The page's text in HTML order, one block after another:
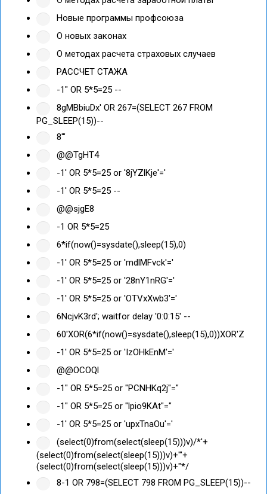
Новые программы профсоюза
О новых законах
О методах расчета страховых случаев
РАССЧЕТ СТАЖА
-1" OR 5*5=25 --
8gMBbiuDx' OR 267=(SELECT 267 FROM
PG_SLEEP(15))--
8'"
@@TgHT4
-1' OR 5*5=25 or '8jYZlKje'='
-1' OR 5*5=25 --
@@sjgE8
-1 OR 5*5=25
6*if(now()=sysdate(),sleep(15),0)
-1' OR 5*5=25 or 'mdlMFvck'='
-1' OR 5*5=25 or '28nY1nRG'='
-1' OR 5*5=25 or 'OTVxXwb3'='
6NcjvK3rd'; waitfor delay '0:0:15' --
60'XOR(6*if(now()=sysdate(),sleep(15),0))XOR'Z
-1' OR 5*5=25 or 'IzOHkEnM'='
@@OCOQl
-1" OR 5*5=25 or "PCNHKq2j"="
-1" OR 5*5=25 or "lpio9KAt"="
-1' OR 5*5=25 or 'upxTnaOu'='
(select(0)from(select(sleep(15)))v)/*'+
(select(0)from(select(sleep(15)))v)+'"+
(select(0)from(select(sleep(15)))v)+"*/
8-1 OR 798=(SELECT 798 FROM PG_SLEEP(15))--